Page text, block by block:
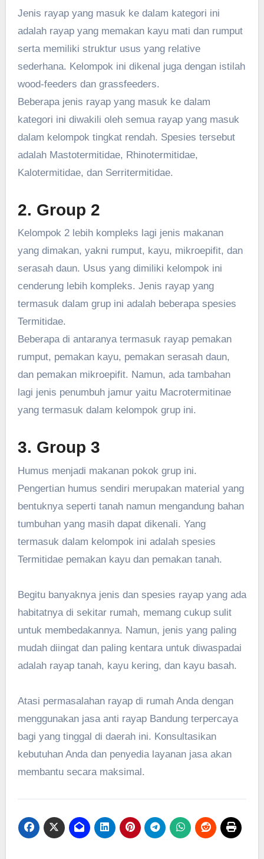
Jenis rayap yang masuk ke dalam kategori ini
adalah rayap yang memakan kayu mati dan rumput
serta memiliki struktur usus yang relative
sederhana. Kelompok ini dikenal juga dengan istilah
wood-feeders dan grassfeeders.
Beberapa jenis rayap yang masuk ke dalam
kategori ini diwakili oleh semua rayap yang masuk
dalam kelompok tingkat rendah. Spesies tersebut
adalah Mastotermitidae, Rhinotermitidae,
Kalotermitidae, dan Serritermitidae.
2. Group 2
Kelompok 2 lebih kompleks lagi jenis makanan
yang dimakan, yakni rumput, kayu, mikroepifit, dan
serasah daun. Usus yang dimiliki kelompok ini
cenderung lebih kompleks. Jenis rayap yang
termasuk dalam grup ini adalah beberapa spesies
Termitidae.
Beberapa di antaranya termasuk rayap pemakan
rumput, pemakan kayu, pemakan serasah daun,
dan pemakan mikroepifit. Namun, ada tambahan
lagi jenis penumbuh jamur yaitu Macrotermitinae
yang termasuk dalam kelompok grup ini.
3. Group 3
Humus menjadi makanan pokok grup ini.
Pengertian humus sendiri merupakan material yang
bentuknya seperti tanah namun mengandung bahan
tumbuhan yang masih dapat dikenali. Yang
termasuk dalam kelompok ini adalah spesies
Termitidae pemakan kayu dan pemakan tanah.
Begitu banyaknya jenis dan spesies rayap yang ada
habitatnya di sekitar rumah, memang cukup sulit
untuk membedakannya. Namun, jenis yang paling
mudah diingat dan paling kentara untuk diwaspadai
adalah rayap tanah, kayu kering, dan kayu basah.
Atasi permasalahan rayap di rumah Anda dengan
menggunakan jasa anti rayap Bandung terpercaya
bagi yang tinggal di daerah ini. Konsultasikan
kebutuhan Anda dan penyedia layanan jasa akan
membantu secara maksimal.